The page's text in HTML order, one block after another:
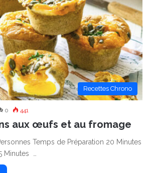
Recettes Chrono
0 441
aux œufs et au fromage
Temps de Préparation 20 Minutes
Minutes …